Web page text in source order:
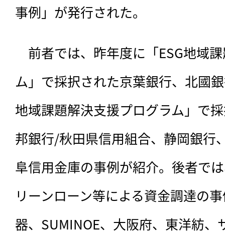
事例」が発行された。
前者では、昨年度に「ESG地域
ム」で採択された京葉銀行、北國
地域課題解決支援プログラム」で
邦銀行/秋田県信用組合、静岡銀行
阜信用金庫の事例が紹介。後者で
リーンローン等による資金調達の
器、SUMINOE、大阪府、東洋紡